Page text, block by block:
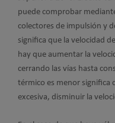
puede comprobar
colectores de impulsión y
significa que la velocidad
hay que aumentar la
cerrando las vías hasta
térmico es menor significa
excesiva, disminuir la